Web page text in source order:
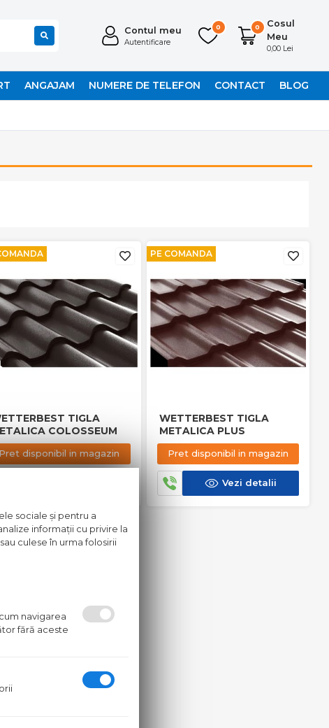
Contul meu
Autentificare
0 0
Cosul
Meu
0,00 Lei
ANGAJAM NUMERE DE TELEFON CONTACT BLOG
TIGLA
COLOSSEUM
Pret disponibil in magazin
PE COMANDA
WETTERBEST TIGLA
METALICA PLUS
Pret disponibil in magazin
Vezi detalii
sociale și pentru a
informații cu privire la
culese în urma folosirii
navigarea
fără aceste